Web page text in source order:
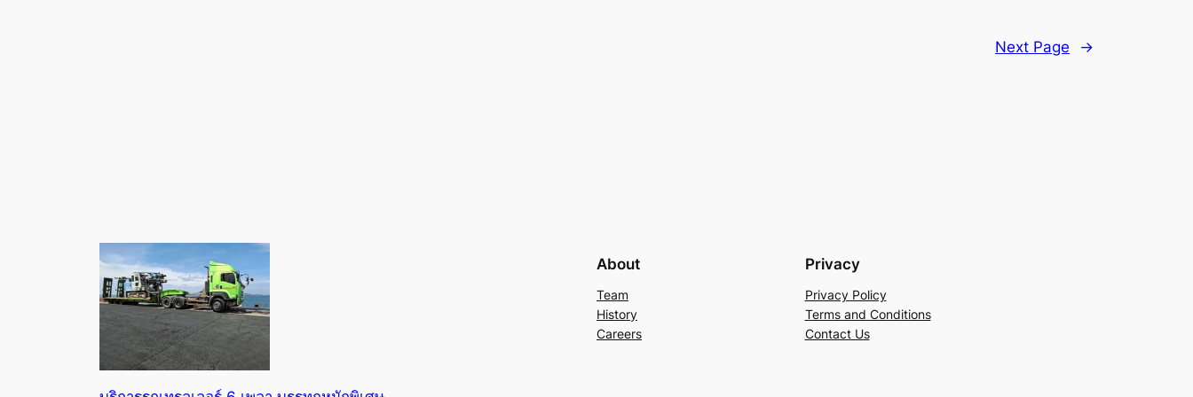
Next Page →
About
Team
History
Careers
Privacy
Privacy Policy
Terms and Conditions
Contact Us